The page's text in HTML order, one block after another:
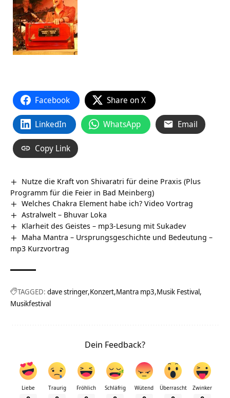
Facebook Share on X
LinkedIn WhatsApp Email
Copy Link
Nutze die Kraft von Shivaratri für deine Praxis (Plus
Programm für die Feier in Bad Meinberg)
Welches Chakra Element habe ich? Video Vortrag
Astralwelt – Bhuvar Loka
Klarheit des Geistes – mp3-Lesung mit Sukadev
Maha Mantra – Ursprungsgeschichte und Bedeutung –
mp3 Kurzvortrag
TAGGED: dave stringer Konzert Mantra mp3 Musik Festival
Musikfestival
Dein Feedback?
Liebe Traurig Fröhlich Schläfrig Wütend Überrascht Zwinker